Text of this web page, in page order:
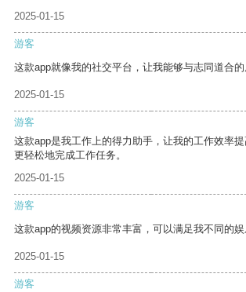
2025-01-15
游客
这款app就像我的社交平台，让我能够与志同道合的
2025-01-15
游客
这款app是我工作上的得力助手，让我的工作效率
更轻松地完成工作任务。
2025-01-15
游客
这款app的视频资源非常丰富，可以满足我不同的娱
2025-01-15
游客